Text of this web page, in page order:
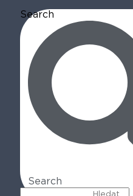
Search
Search